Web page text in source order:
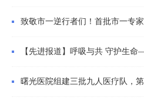
致敬市一逆行者们！首批市一专
【先进报道】呼吸与共 守护生
曙光医院组建三批九人医疗队，